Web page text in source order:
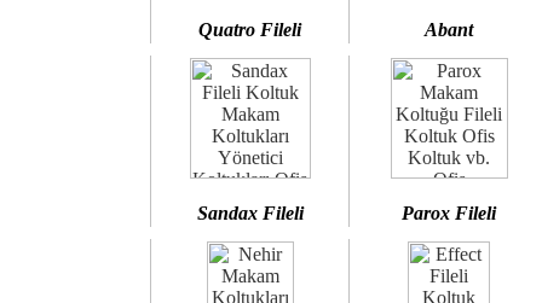
Quatro Fileli Abant
Sandax Fileli Parox Fileli